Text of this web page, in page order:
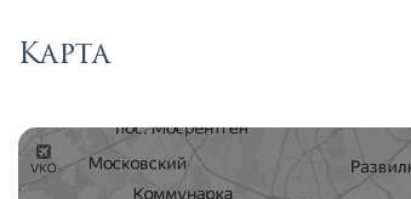
Карта